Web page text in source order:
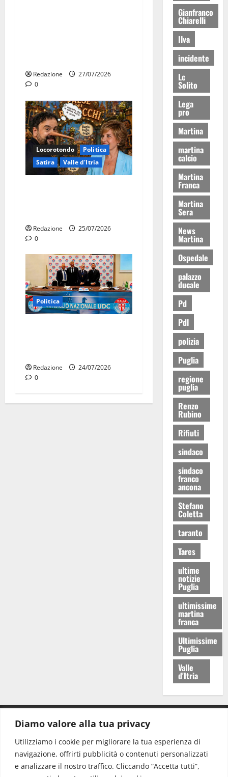
Diamo valore alla tua privacy
Utilizziamo i cookie per migliorare la tua esperienza di
navigazione, offrirti pubblicità o contenuti personalizzati
e analizzare il nostro traffico. Cliccando “Accetta tutti”,
Redazione
27/07/2026
0
Locorotondo
Politica
Satira
Valle d'Itria
Redazione
25/07/2026
0
Politica
Redazione
24/07/2026
0
Gianfranco
Chiarelli
Ilva
incidente
Lc
Solito
Lega
pro
Martina
martina
calcio
Martina
Franca
Martina
Sera
News
Martina
Ospedale
palazzo
ducale
Pd
Pdl
polizia
Puglia
regione
puglia
Renzo
Rubino
Rifiuti
sindaco
sindaco
franco
ancona
Stefano
Coletta
taranto
Tares
ultime
notizie
Puglia
ultimissime
martina
franca
Ultimissime
Puglia
Valle
d'Itria
Redazione: redazione@www.martinasera.it
Direttore:direttore@www.martinasera.it